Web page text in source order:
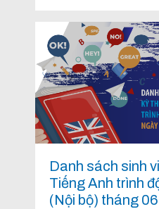
Danh sách sinh
Tiếng Anh trình
(Nội bộ) tháng